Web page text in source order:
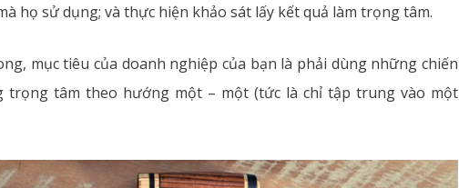
họ sử dụng; và thực hiện khảo sát lấy kết quả làm trọng tâm.
mục tiêu của doanh nghiệp của bạn là phải dùng những chiến
trọng tâm theo hướng một – một (tức là chỉ tập trung vào một